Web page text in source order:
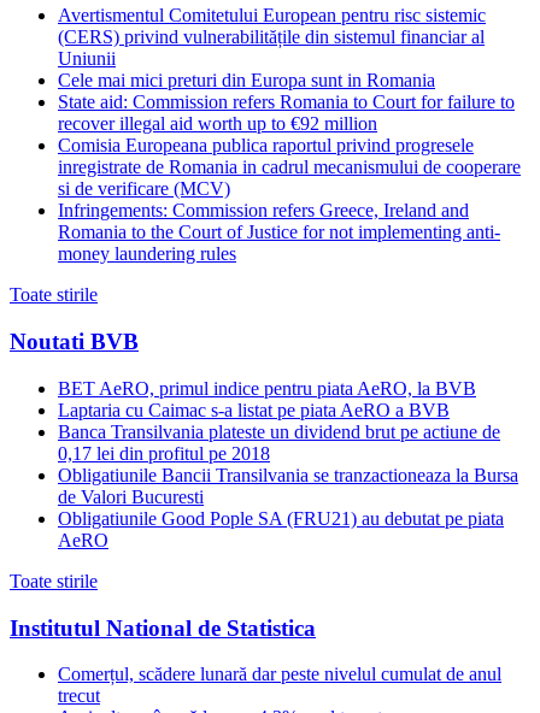
Avertismentul Comitetului European pentru risc sistemic
(CERS) privind vulnerabilitățile din sistemul financiar al
Uniunii
Cele mai mici preturi din Europa sunt in Romania
State aid: Commission refers Romania to Court for failure to
recover illegal aid worth up to €92 million
Comisia Europeana publica raportul privind progresele
inregistrate de Romania in cadrul mecanismului de cooperare
si de verificare (MCV)
Infringements: Commission refers Greece, Ireland and
Romania to the Court of Justice for not implementing anti-
money laundering rules
Toate stirile
Noutati BVB
BET AeRO, primul indice pentru piata AeRO, la BVB
Laptaria cu Caimac s-a listat pe piata AeRO a BVB
Banca Transilvania plateste un dividend brut pe actiune de
0,17 lei din profitul pe 2018
Obligatiunile Bancii Transilvania se tranzactioneaza la Bursa
de Valori Bucuresti
Obligatiunile Good Pople SA (FRU21) au debutat pe piata
AeRO
Toate stirile
Institutul National de Statistica
Comerțul, scădere lunară dar peste nivelul cumulat de anul
trecut